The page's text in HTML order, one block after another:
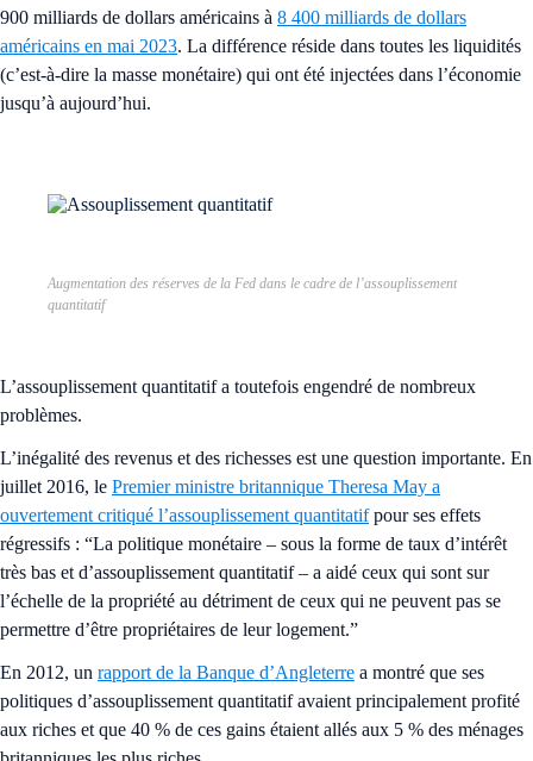
900 milliards de dollars américains à 8 400 milliards de dollars
américains en mai 2023. La différence réside dans toutes les liquidités
(c’est-à-dire la masse monétaire) qui ont été injectées dans l’économie
jusqu’à aujourd’hui.
Augmentation des réserves de la Fed dans le cadre de l’assouplissement
quantitatif
L’assouplissement quantitatif a toutefois engendré de nombreux
problèmes.
L’inégalité des revenus et des richesses est une question importante. En
juillet 2016, le Premier ministre britannique Theresa May a
ouvertement critiqué l’assouplissement quantitatifpour ses effets
régressifs : “La politique monétaire – sous la forme de taux d’intérêt
très bas et d’assouplissement quantitatif – a aidé ceux qui sont sur
l’échelle de la propriété au détriment de ceux qui ne peuvent pas se
permettre d’être propriétaires de leur logement.”
En 2012, un rapport de la Banque d’Angleterre a montré que ses
politiques d’assouplissement quantitatif avaient principalement profité
aux riches et que 40 % de ces gains étaient allés aux 5 % des ménages